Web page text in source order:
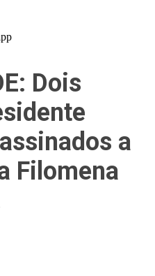
Dois
a
Filomena